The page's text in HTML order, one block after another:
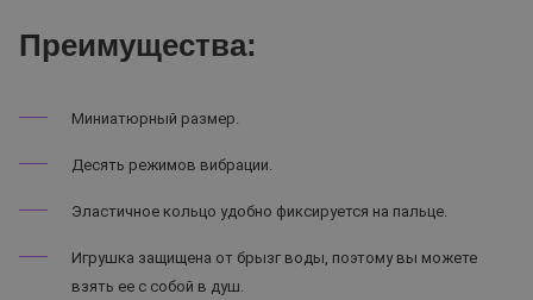
Преимущества:
Миниатюрный размер.
Десять режимов вибрации.
Эластичное кольцо удобно фиксируется на пальце.
Игрушка защищена от брызг воды, поэтому вы можете
взять ее с собой в душ.